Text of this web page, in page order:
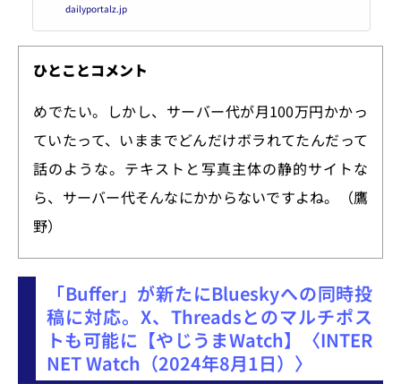
黒字だから。 (岡田有花)
dailyportalz.jp
ひとことコメント
めでたい。しかし、サーバー代が月100万円かかっ
ていたって、いままでどんだけボラれてたんだって
話のような。テキストと写真主体の静的サイトな
ら、サーバー代そんなにかからないですよね。（鷹
野）
「Buffer」が新たにBlueskyへの同時投
稿に対応。X、Threadsとのマルチポス
トも可能に【やじうまWatch】〈INTER
NET Watch（2024年8月1日）〉